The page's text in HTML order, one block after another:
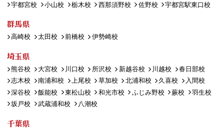
宇都宮校 小山校 栃木校 西那須野校 佐野校 宇都宮駅東口校
群馬県
高崎校 太田校 前橋校 伊勢崎校
埼玉県
熊谷校 大宮校 川口校 所沢校 新越谷校 川越校
春日部校
志木校
南浦和校 上尾校 草加校 北浦和校 久喜校
入間校
深谷校
飯能校 東松山校 和光市校 ふじみ野校 蕨校
羽生校
坂戸校
武蔵浦和校 八潮校
千葉県